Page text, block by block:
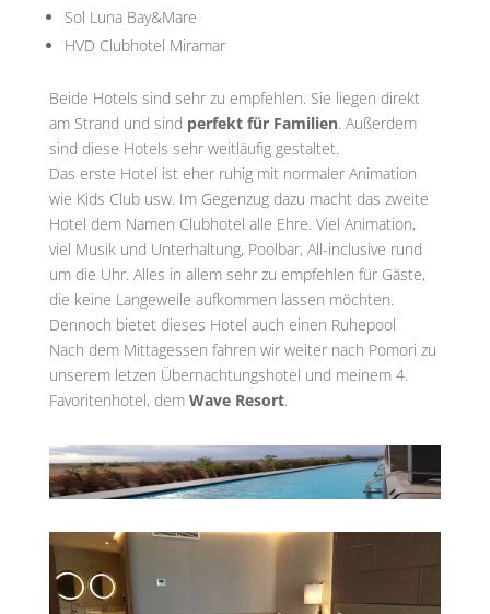
Sol Luna Bay&Mare
HVD Clubhotel Miramar
Beide Hotels sind sehr zu empfehlen. Sie liegen direkt
am Strand und sind perfekt für Familien. Außerdem
sind diese Hotels sehr weitläufig gestaltet.
Das erste Hotel ist eher ruhig mit normaler Animation
wie Kids Club usw. Im Gegenzug dazu macht das zweite
Hotel dem Namen Clubhotel alle Ehre. Viel Animation,
viel Musik und Unterhaltung, Poolbar, All-inclusive rund
um die Uhr. Alles in allem sehr zu empfehlen für Gäste,
die keine Langeweile aufkommen lassen möchten.
Dennoch bietet dieses Hotel auch einen Ruhepool
Nach dem Mittagessen fahren wir weiter nach Pomori zu
unserem letzen Übernachtungshotel und meinem 4.
Favoritenhotel, dem Wave Resort.